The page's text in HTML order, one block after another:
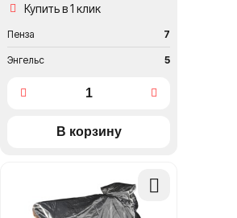
Купить в 1 клик
Пенза 7
Энгельс 5
Добавить
сравнение